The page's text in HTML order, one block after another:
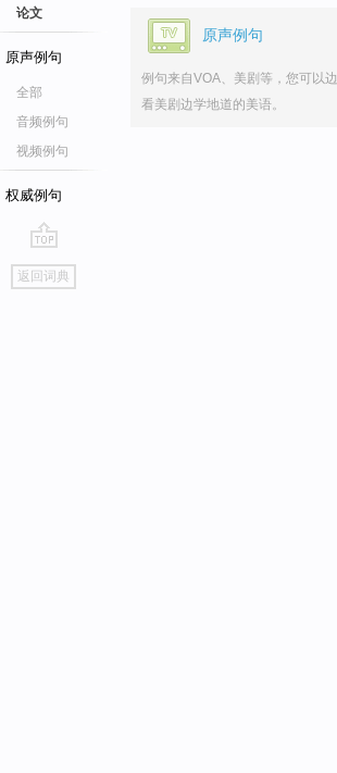
论文
原声例句
全部
音频例句
视频例句
权威例句
go
top
返回词典
原声例句
例句来自VOA、美剧等，您可以边
看美剧边学地道的美语。